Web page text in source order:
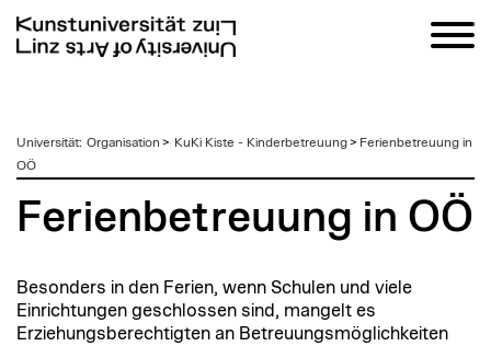
zum
Inhalt
Universität: Organisation > KuKi Kiste - Kinderbetreuung> Ferienbetreuung in
OÖ
Ferienbetreuung in OÖ
Besonders in den Ferien, wenn Schulen und viele
Einrichtungen geschlossen sind, mangelt es
Erziehungsberechtigten an Betreuungsmöglichkeiten